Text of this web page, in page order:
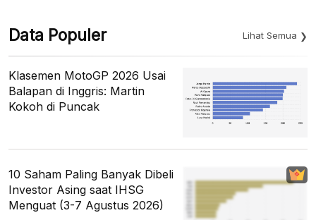
Data Populer Lihat Semua
Klasemen MotoGP 2026 Usai
Balapan di Inggris: Martin
Kokoh di Puncak
10 Saham Paling Banyak Dibeli
Investor Asing saat IHSG
Menguat (3-7 Agustus 2026)